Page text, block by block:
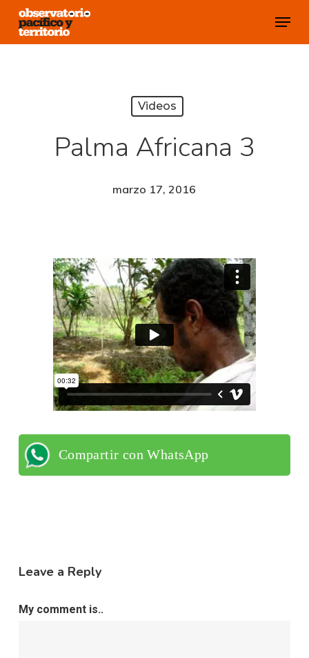
Skip
Menu
Videos
Palma Africana 3
marzo 17, 2016
Compartir con WhatsApp
Leave a Reply
My comment is..
Close